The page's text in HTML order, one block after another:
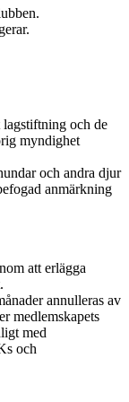
lagstiftning och de
myndighet
och andra djur
anmärkning
att erlägga
annulleras av
medlemskapets
med
och